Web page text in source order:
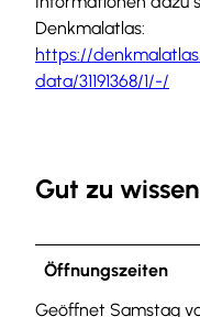
Denkmalatlas:
https://
data/31191368/1/-/
Gut zu wissen
Öffnungszeiten
Geöffnet Samstag